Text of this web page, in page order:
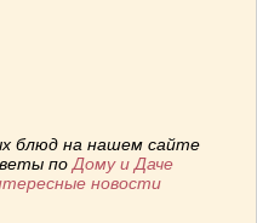
блюд на нашем сайте
по Дому и Даче
новости